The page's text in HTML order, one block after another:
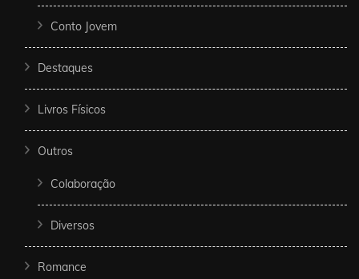
Conto Jovem
Destaques
Livros Físicos
Outros
Colaboração
Diversos
Romance